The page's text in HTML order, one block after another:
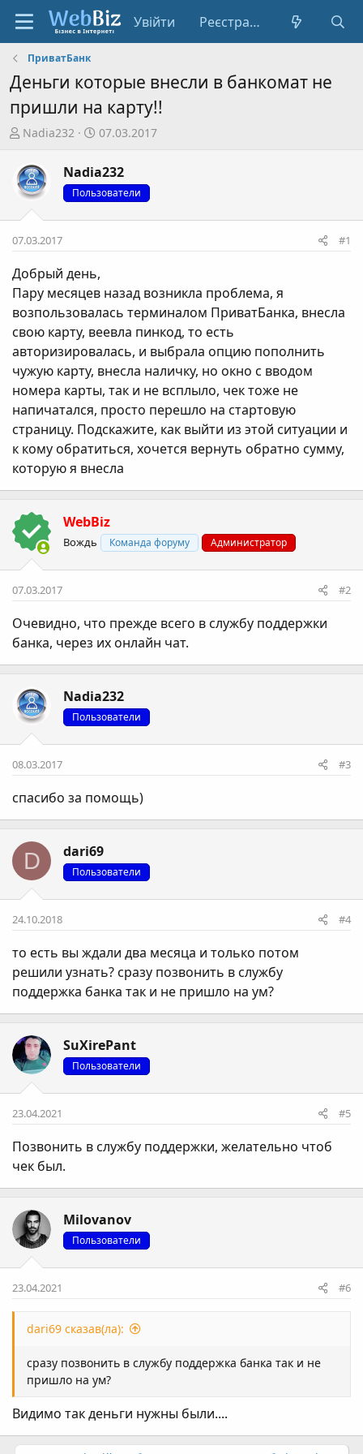
Увійти Реєстрація
ПриватБанк
Деньги которые внесли в банкомат не
пришли на карту!!
А
т
о
р
т
е
и
Nadia232
Д
т
а
с
т
е
н
н
я
07.03.2017
Nadia232
Пользователи
07.03.2017 #1
Добрый день,
Пару месяцев назад возникла проблема, я
возпользовалась терминалом ПриватБанка, внесла
свою карту, веевла пинкод, то есть
авторизировалась, и выбрала опцию пополнить
чужую карту, внесла наличку, но окно с вводом
номера карты, так и не всплыло, чек тоже не
напичатался, просто перешло на стартовую
страницу. Подскажите, как выйти из этой ситуации и
к кому обратиться, хочется вернуть обратно сумму,
которую я внесла
WebBiz
Вождь Команда форуму Администратор
07.03.2017 #2
Очевидно, что прежде всего в службу поддержки
банка, через их онлайн чат.
Nadia232
Пользователи
08.03.2017 #3
спасибо за помощь)
D dari69
Пользователи
24.10.2018 #4
то есть вы ждали два месяца и только потом
решили узнать? сразу позвонить в службу
поддержка банка так и не пришло на ум?
SuXirePant
Пользователи
23.04.2021 #5
Позвонить в службу поддержки, желательно чтоб
чек был.
Milovanov
Пользователи
23.04.2021 #6
dari69 сказав(ла):
сразу позвонить в службу поддержка банка так и не
пришло на ум?
Видимо так деньги нужны были....